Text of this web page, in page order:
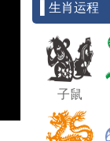
▌生肖运程
子鼠